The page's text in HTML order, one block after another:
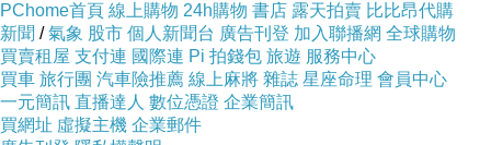
PChome首頁 線上購物 24h購物 書店 露天拍賣 比比昂代購
新聞 /氣象 股市 個人新聞台 廣告刊登 加入聯播網 全球購物
買賣租屋 支付連 國際連 Pi 拍錢包 旅遊 服務中心
買車 旅行團 汽車險推薦 線上麻將 雜誌 星座命理 會員中心
一元簡訊 直播達人 數位憑證 企業簡訊
買網址 虛擬主機 企業郵件